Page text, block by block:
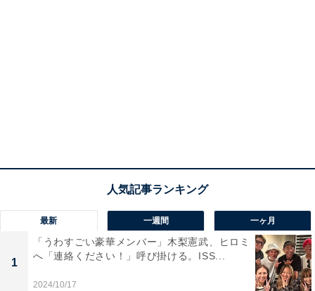
最新 一週間 一ヶ月
1
「うわすごい豪華メンバー」木梨憲武、ヒロミ
へ「連絡ください！」呼び掛ける。ISS...
2024/10/17